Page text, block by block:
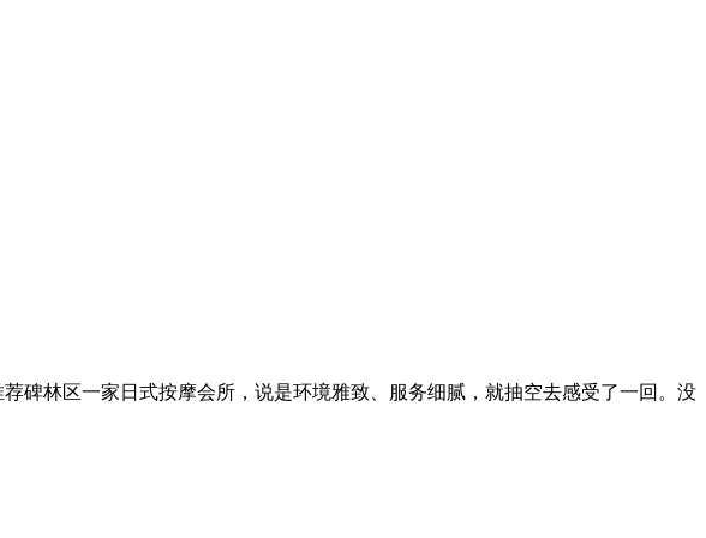
碑林区一家日式按摩会所，说是环境雅致、服务细腻，就抽空去感受了一回。没